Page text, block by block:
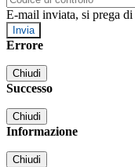
E-mail inviata, si prega
Errore
Chiudi
Successo
Chiudi
Informazione
Chiudi